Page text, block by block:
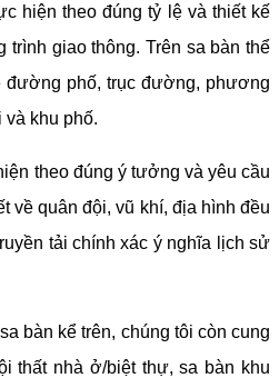
hiện theo đúng tỷ lệ và thiết kế
trình giao thông. Trên sa bàn thể
đường phố, trục đường, phương
khu phố.
theo đúng ý tưởng và yêu cầu
về quân đội, vũ khí, địa hình đều
tải chính xác ý nghĩa lịch sử
bàn kể trên, chúng tôi còn cung
thất nhà ở/biệt thự, sa bàn khu